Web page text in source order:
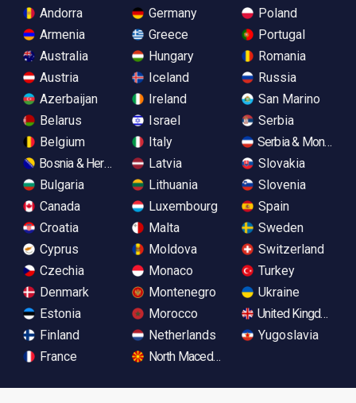
Andorra
Armenia
Australia
Austria
Azerbaijan
Belarus
Belgium
Bosnia & Herzegovina
Bulgaria
Canada
Croatia
Cyprus
Czechia
Denmark
Estonia
Finland
France
Germany
Greece
Hungary
Iceland
Ireland
Israel
Italy
Latvia
Lithuania
Luxembourg
Malta
Moldova
Monaco
Montenegro
Morocco
Netherlands
North Macedonia
Poland
Portugal
Romania
Russia
San Marino
Serbia
Serbia &
Slovakia
Slovenia
Spain
Sweden
Switzerland
Turkey
Ukraine
United Kingdom
Yugoslavia